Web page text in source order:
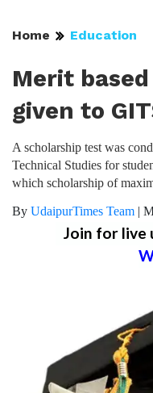
Home Education
Merit
given to
A scholarship test was
Technical Studies for
which scholarship of
By UdaipurTimes Team |
Join for live